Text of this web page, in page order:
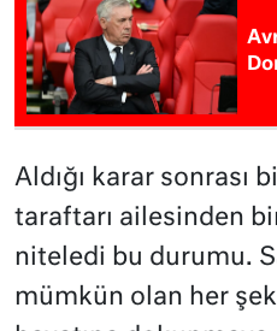
Aldığı karar sonrası
taraftarı ailesinden
niteledi bu durumu.
mümkün olan her